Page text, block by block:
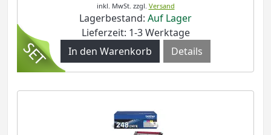
inkl. MwSt. zzgl. Versand
Lagerbestand: Auf Lager
Lieferzeit: 1-3 Werktage
Details